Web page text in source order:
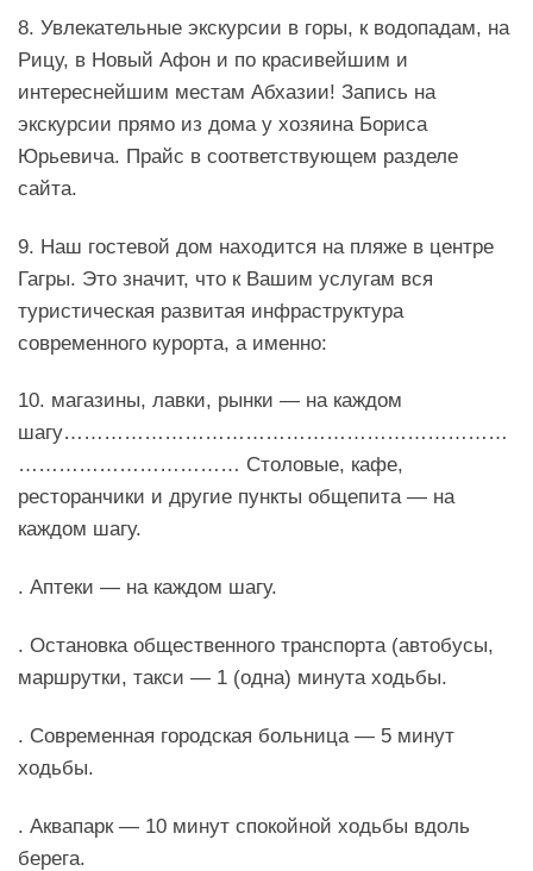
8. Увлекательные экскурсии в горы, к водопадам, на
Рицу, в Новый Афон и по красивейшим и
интереснейшим местам Абхазии! Запись на
экскурсии прямо из дома у хозяина Бориса
Юрьевича. Прайс в соответствующем разделе
сайта.
9. Наш гостевой дом находится на пляже в центре
Гагры. Это значит, что к Вашим услугам вся
туристическая развитая инфраструктура
современного курорта, а именно:
10. магазины, лавки, рынки — на каждом
шагу…………………………………………………………
…………………………… Столовые, кафе,
ресторанчики и другие пункты общепита — на
каждом шагу.
. Аптеки — на каждом шагу.
. Остановка общественного транспорта (автобусы,
маршрутки, такси — 1 (одна) минута ходьбы.
. Современная городская больница — 5 минут
ходьбы.
. Аквапарк — 10 минут спокойной ходьбы вдоль
берега.